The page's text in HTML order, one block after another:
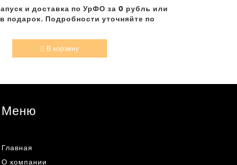
и доставка по УрФО за 0 рубль или
подарок. Подробности уточняйте по
В корзину
Меню
Главная
О компании